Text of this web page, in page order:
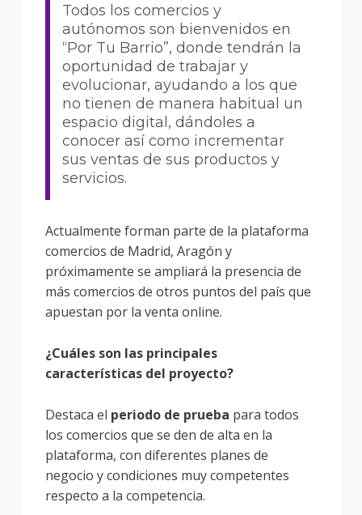
Todos los comercios y
autónomos son bienvenidos en
“Por Tu Barrio”, donde tendrán la
oportunidad de trabajar y
evolucionar, ayudando a los que
no tienen de manera habitual un
espacio digital, dándoles a
conocer así como incrementar
sus ventas de sus productos y
servicios.
Actualmente forman parte de la plataforma
comercios de Madrid, Aragón y
próximamente se ampliará la presencia de
más comercios de otros puntos del país que
apuestan por la venta online.
¿Cuáles son las principales
características del proyecto?
Destaca el periodo de prueba para todos
los comercios que se den de alta en la
plataforma, con diferentes planes de
negocio y condiciones muy competentes
respecto a la competencia.